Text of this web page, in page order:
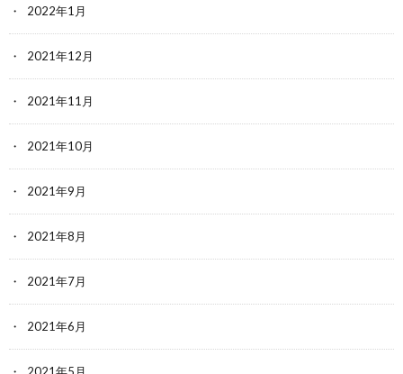
2022年1月
2021年12月
2021年11月
2021年10月
2021年9月
2021年8月
2021年7月
2021年6月
2021年5月